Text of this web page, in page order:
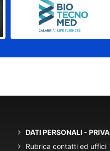
DATI PERSONALI -
Rubrica contatti ed uffici